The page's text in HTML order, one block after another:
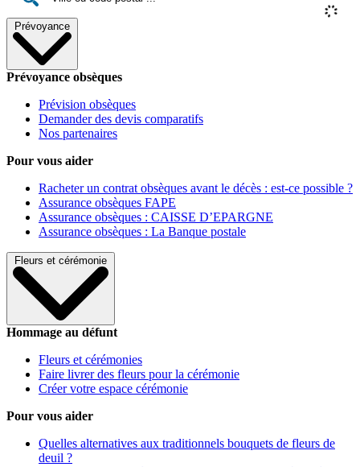
Prévoyance
Prévoyance obsèques
Prévision obsèques
Demander des devis comparatifs
Nos partenaires
Pour vous aider
Racheter un contrat obsèques avant le décès : est-ce possible ?
Assurance obsèques FAPE
Assurance obsèques : CAISSE D’EPARGNE
Assurance obsèques : La Banque postale
Fleurs et cérémonie
Hommage au défunt
Fleurs et cérémonies
Faire livrer des fleurs pour la cérémonie
Créer votre espace cérémonie
Pour vous aider
Quelles alternatives aux traditionnels bouquets de fleurs de
deuil ?